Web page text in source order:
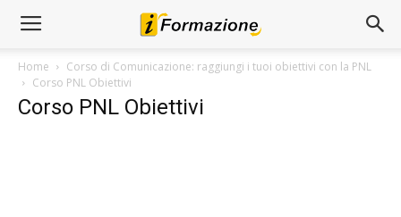
Home
Corso di Comunicazione: raggiungi i tuoi obiettivi con la PNL
Corso PNL Obiettivi
Corso PNL Obiettivi